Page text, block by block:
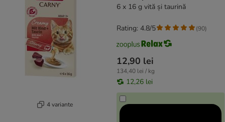
4 variante
6 x 16 g vită și taurină
12,90 lei
134,40 lei / kg
12,26 lei
Rating: 4.8/5 (90)